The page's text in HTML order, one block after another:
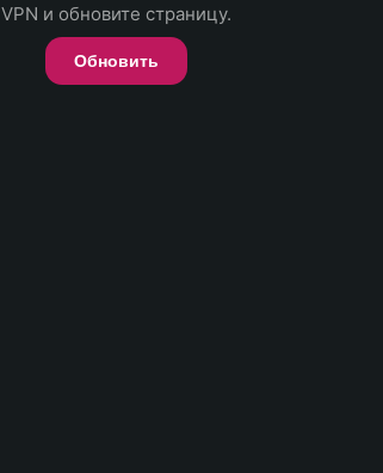
VPN и обновите страницу.
Обновить